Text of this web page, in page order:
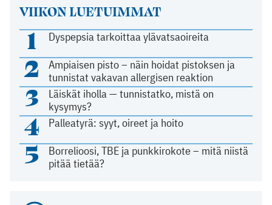
VIIKON LUETUIMMAT
1 Dyspepsia tarkoittaa ylävatsaoireita
2
Ampiaisen pisto – näin hoidat pistoksen ja
tunnistat vakavan allergisen reaktion
3
Läiskät iholla — tunnistatko, mistä on
kysymys?
4 Palleatyrä: syyt, oireet ja hoito
5
Borrelioosi, TBE ja punkkirokote – mitä niistä
pitää tietää?